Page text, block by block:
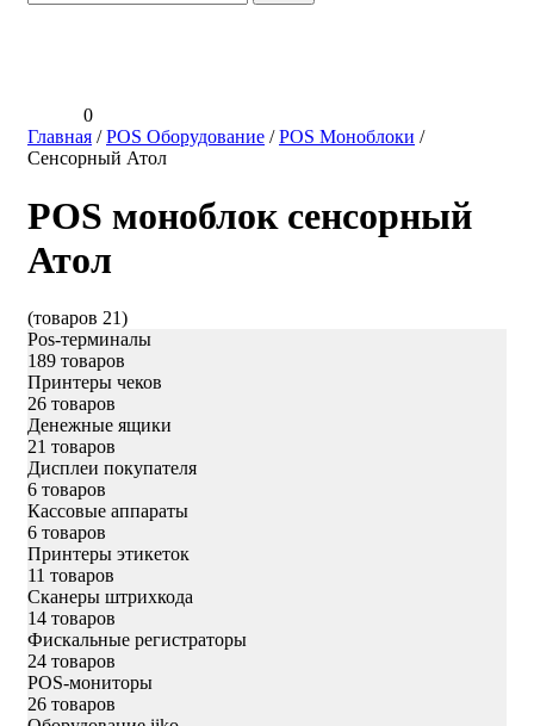
0
Главная /POS Оборудование /POS Моноблоки /
Сенсорный Атол
POS моноблок сенсорный
Атол
(товаров 21)
Pos-терминалы
189 товаров
Принтеры чеков
26 товаров
Денежные ящики
21 товаров
Дисплеи покупателя
6 товаров
Кассовые аппараты
6 товаров
Принтеры этикеток
11 товаров
Сканеры штрихкода
14 товаров
Фискальные регистраторы
24 товаров
POS-мониторы
26 товаров